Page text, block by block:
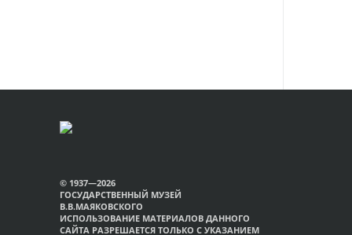
© 1937—2026
ГОСУДАРСТВЕННЫЙ МУЗЕЙ
В.В.МАЯКОВСКОГО
ИСПОЛЬЗОВАНИЕ МАТЕРИАЛОВ ДАННОГО
САЙТА РАЗРЕШАЕТСЯ ТОЛЬКО С УКАЗАНИЕМ